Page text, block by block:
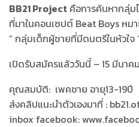
BB21 Project คือการค้นหากลุ่ม
ที่มาในคอนเซปต์ Beat Boys หม
” กลุ่มเด็กผู้ชายที่มีดนตรีในหัวใจ
เปิดรับสมัครแล้ววันนี้ – 15 มีนาค
คุณสมบัติ: เพคชาย อายุ13-19ปี
ส่งคลิปแนะนำตัวเองมาที่ :
inbox facebook: